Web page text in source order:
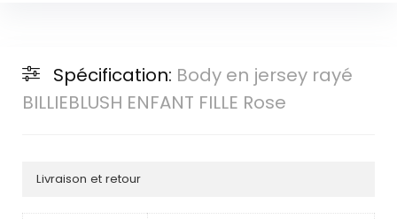
Spécification: Body en jersey rayé
BILLIEBLUSH ENFANT FILLE Rose
Livraison et retour